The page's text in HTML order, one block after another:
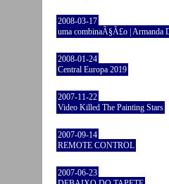
2008-03-17
uma combinaÃ§Ã£o | Armanda
2008-01-24
Central Europa 2019
2007-11-22
Video Killed The Painting Stars
2007-09-14
REMOTE CONTROL
2007-06-23